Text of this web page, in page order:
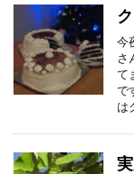
今
さ
て
で
は